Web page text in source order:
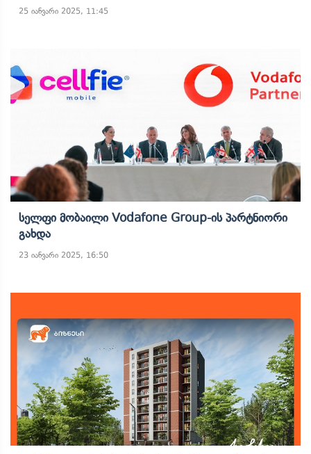
25 იანვარი 2025, 11:45
Სელფი Მობაილი Vodafone Group-Ის Პარტნიორი
Გახდა
23 იანვარი 2025, 16:50